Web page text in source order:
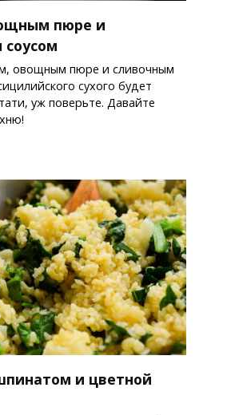
пюре и
овощным пюре и сливочным
сухого будет
уж поверьте. Давайте
и цветной